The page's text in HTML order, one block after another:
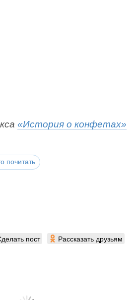
«История о конфетах»
почитать
пост Рассказать друзьям